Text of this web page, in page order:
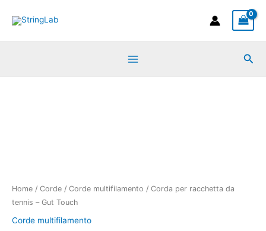
Home / Corde / Corde multifilamento / Corda per racchetta da
tennis – Gut Touch
Corde multifilamento
Touch
quantità